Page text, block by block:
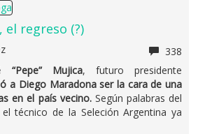
el regreso (?)
338
“Pepe” Mujica, futuro presidente
a Diego Maradona ser la cara de una
en el país vecino.Según palabras del
técnico de la Seleción Argentina ya